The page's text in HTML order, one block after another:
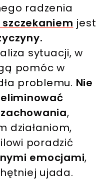
radzenia
jest
sytuacji, w
pomóc w
problemu. Nie
,
działaniom,
poradzić
emocjami,
ujada.